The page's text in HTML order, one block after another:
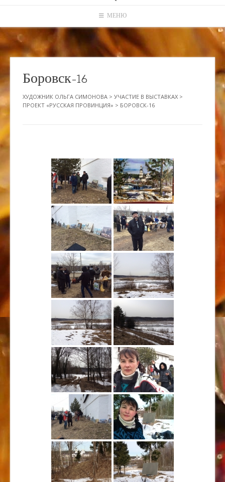
МЕНЮ
Боровск-16
ХУДОЖНИК ОЛЬГА СИМОНОВА > УЧАСТИЕ В ВЫСТАВКАХ >
ПРОЕКТ «РУССКАЯ ПРОВИНЦИЯ» > БОРОВСК-16